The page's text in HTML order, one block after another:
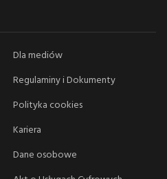
Dla mediów
Regulaminy i Dokumenty
Polityka cookies
Kariera
Dane osobowe